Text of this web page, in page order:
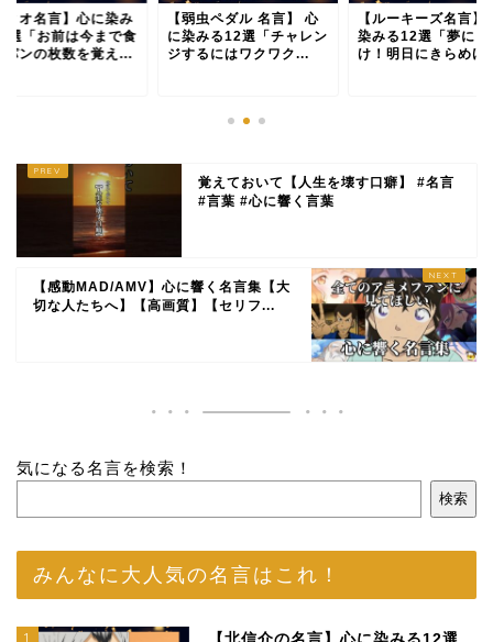
ィオ名言】心に染み
選「お前は今まで食
パンの枚数を覚え...
【弱虫ペダル 名言】 心
に染みる12選「チャレン
ジするにはワクワク...
【ルーキーズ名言】
染みる12選「夢にと
け！明日にきらめけ
覚えておいて【人生を壊す口癖】 #名言
#言葉 #心に響く言葉
【感動MAD/AMV】心に響く名言集【大
切な人たちへ】【高画質】【セリフ...
気になる名言を検索！
検索
みんなに大人気の名言はこれ！
1